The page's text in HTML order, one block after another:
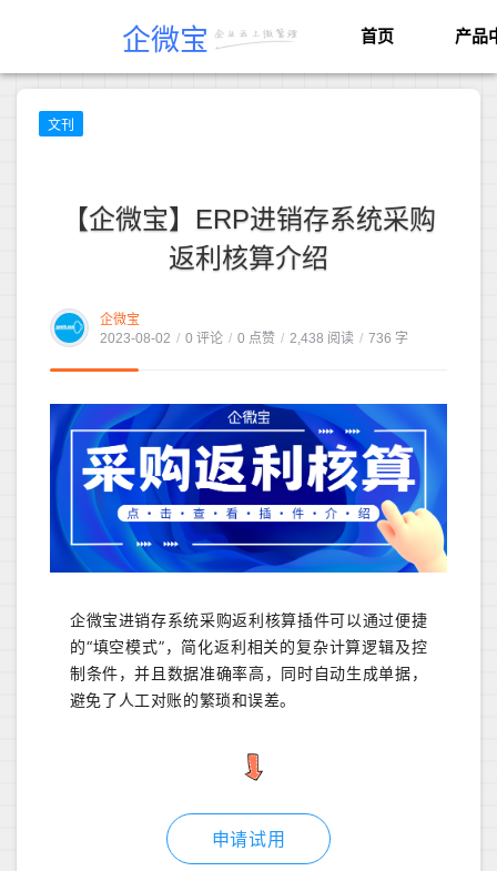
企微宝 首页 产品
文刊
【企微宝】ERP进销存系统采购
返利核算介绍
企微宝
2023-08-02 / 0 评论 / 0 点赞 / 2,438 阅读 / 736 字
企微宝进销存系统采购返利核算插件可以通过便捷
的“填空模式”，简化返利相关的复杂计算逻辑及控
制条件，并且数据准确率高，同时自动生成单据，
避免了人工对账的繁琐和误差。
申请试用